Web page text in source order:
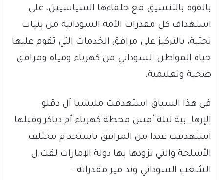
بالقوة بالتنسيق مع حلفاءها السياسيين، على
استهداف كل مقدرات الأمة السودانية من بنيات
تحتية، بالتركيز على مرافق الخدمات التي تقوم عليها
حياة المواطن السوداني من كهرباء ومياه ومرافق
صحية وتعليمية.
في هذا السياق استهدفت مليشيا آل دقلو
الإرها_بية ليلة أمس محطة كهرباء أم دباكر وقبلها
استهدفت عددا من المرافق باستخدام مختلف
الأسلحة والتي تزودها بها دولة الإمارات لقت.ل
الشعب السوداني وتد.مير مقدراته .